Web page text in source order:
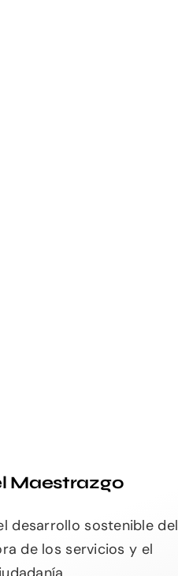
Maestrazgo
desarrollo sostenible del
de los servicios y el